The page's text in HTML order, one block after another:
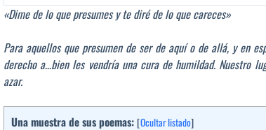
«Dime de lo que presumes y te diré de lo que careces»
Para aquellos que presumen de ser de aquí o de allá, y en
derecho a…bien les vendría una cura de humildad. Nuestro
azar.
Una muestra de sus poemas: [Ocultar listado]